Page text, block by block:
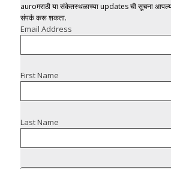
auroमराठी या संकेतस्थळाच्या updates ची सूचना
संपर्क करू शकता.
Email Address
First Name
Last Name